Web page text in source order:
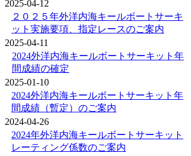
2025-04-12
２０２５年外洋内海キールボートサーキ
ット実施要項、指定レースのご案内
2025-04-11
2024外洋内海キールボートサーキット年
間成績の確定
2025-01-10
2024外洋内海キールボートサーキット年
間成績（暫定）のご案内
2024-04-26
2024年外洋内海キールボートサーキット
レーティング係数のご案内